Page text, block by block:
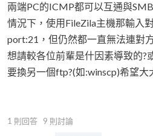
兩端PC的ICMP都可以互通與
情況下，使用FileZila主機那輸入
port:21，但仍然都一直無法連對
想請較各位前輩是什因素導致的?
要換另一個ftp?(如:winscp)希望大
1 則回答 9 則討論